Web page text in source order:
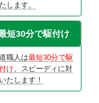
します。
短30分で駆付け
職人は最短30分で駆
け。スピーディに対
たします！